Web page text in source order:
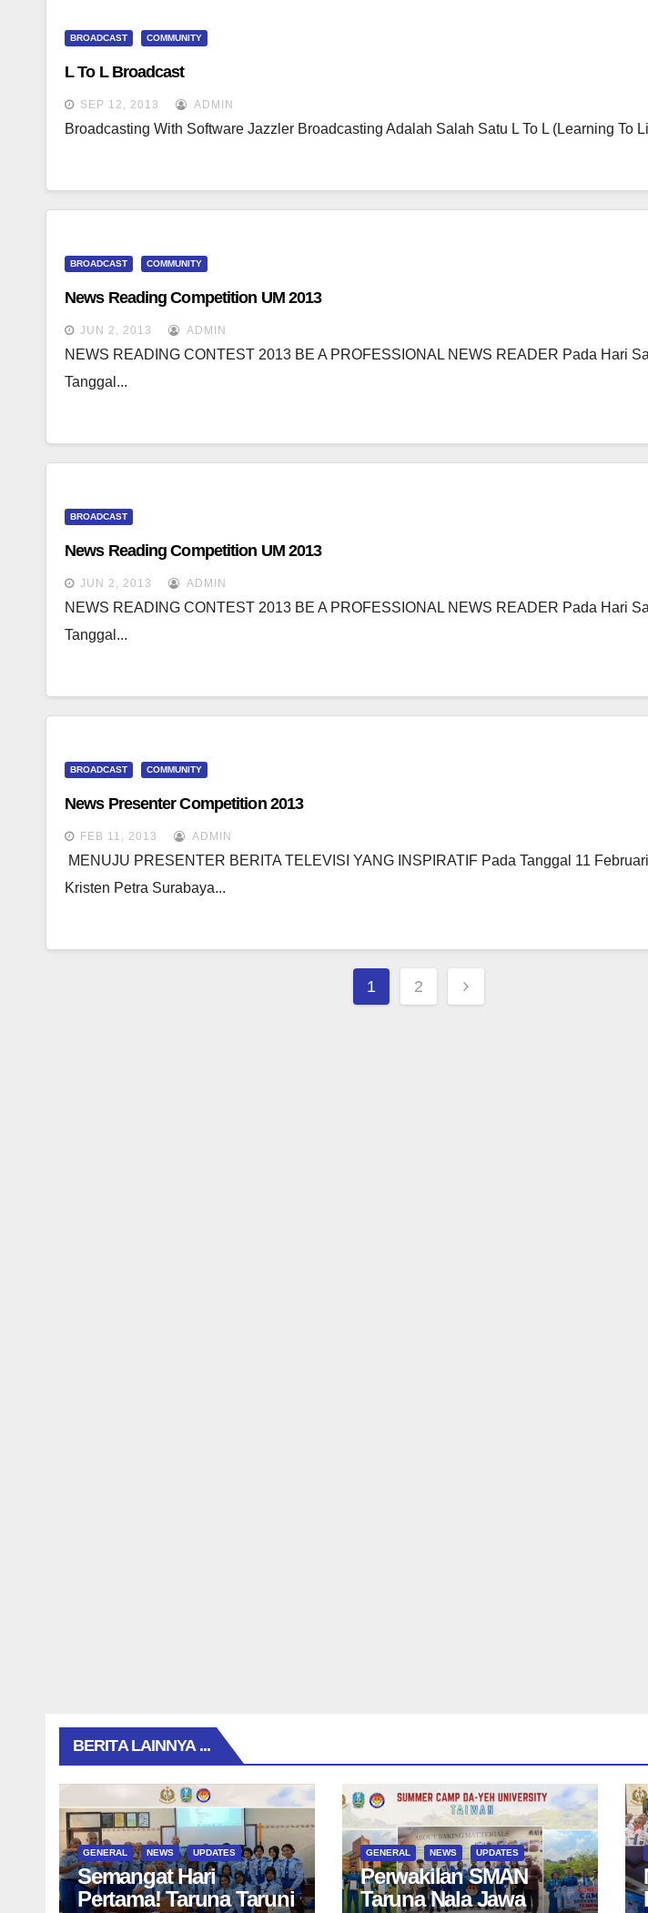
BROADCAST COMMUNITY
L To L Broadcast
SEP 12, 2013 ADMIN
Broadcasting With Software Jazzler Broadcasting Adalah Salah Satu L To L (Learning To
BROADCAST COMMUNITY
News Reading Competition UM 2013
JUN 2, 2013 ADMIN
NEWS READING CONTEST 2013 BE A PROFESSIONAL NEWS READER Pada Hari
Tanggal...
BROADCAST
News Reading Competition UM 2013
JUN 2, 2013 ADMIN
NEWS READING CONTEST 2013 BE A PROFESSIONAL NEWS READER Pada Hari
Tanggal...
BROADCAST COMMUNITY
News Presenter Competition 2013
FEB 11, 2013 ADMIN
MENUJU PRESENTER BERITA TELEVISI YANG INSPIRATIF Pada Tanggal 11
Kristen Petra Surabaya...
Posts
Pagination
1 2
BERITA LAINNYA ...
GENERAL NEWS UPDATES
Semangat Hari
Pertama! Taruna Taruni
GENERAL NEWS UPDATES
Perwakilan SMAN
Taruna Nala Jawa